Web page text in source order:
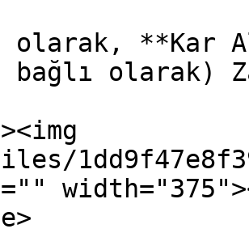
olarak, **Kar
bağlı olarak)